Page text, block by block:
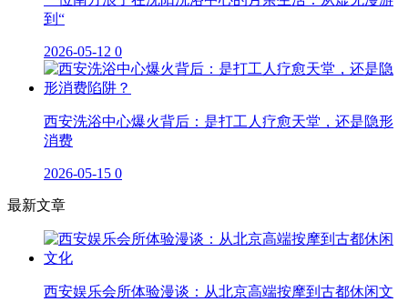
到“
2026-05-12 0
西安洗浴中心爆火背后：是打工人疗愈天堂，还是隐形
消费
2026-05-15 0
最新文章
西安娱乐会所体验漫谈：从北京高端按摩到古都休闲文